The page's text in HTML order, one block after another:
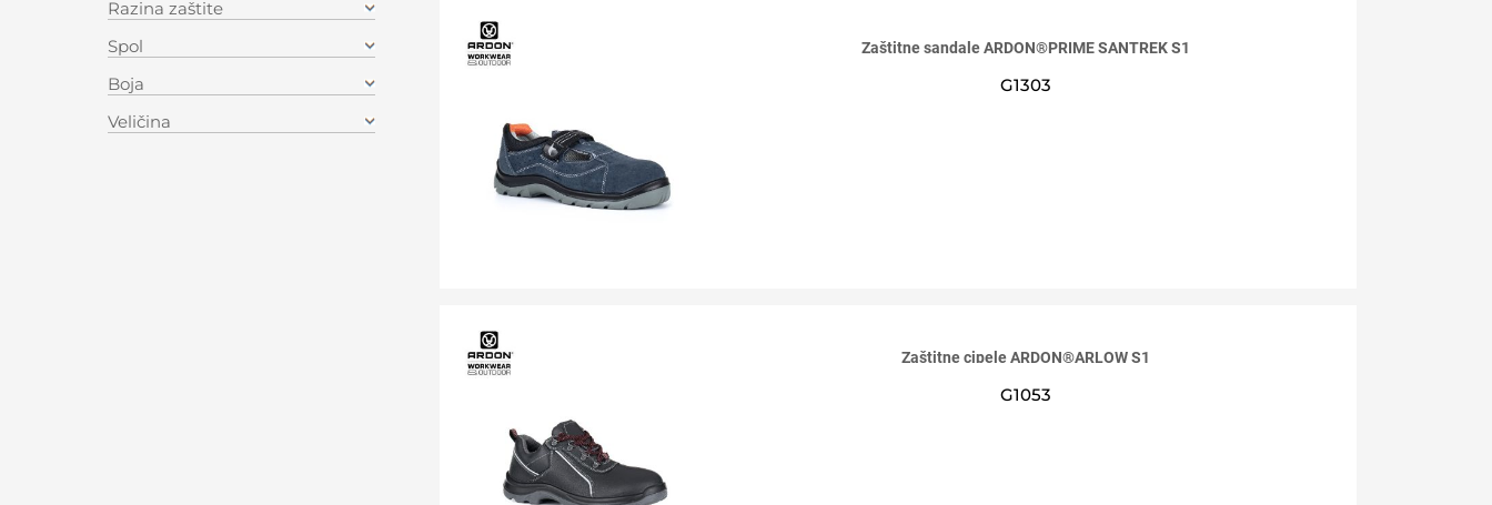
Zaštitne sandale ARDON®PRIME SANTREK S1
G1303
Zaštitne cipele ARDON®ARLOW S1
G1053
Razina zaštite
Spol
Boja
Veličina